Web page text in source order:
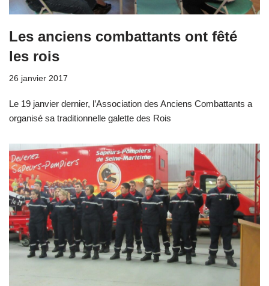
Les anciens combattants ont fêté
les rois
26 janvier 2017
Le 19 janvier dernier, l’Association des Anciens Combattants a
organisé sa traditionnelle galette des Rois